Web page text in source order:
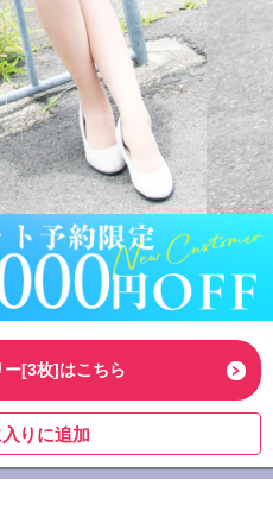
ー[3枚]はこちら
りに追加